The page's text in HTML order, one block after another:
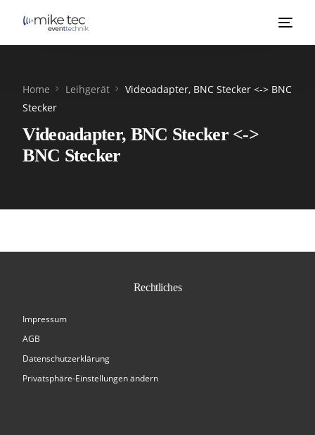
Home Leihgerät
Videoadapter, BNC Stecker <-> BNC
Stecker
Videoadapter, BNC Stecker <->
BNC Stecker
Rechtliches
Impressum
AGB
Datenschutzerklärung
Privatsphäre-Einstellungen ändern